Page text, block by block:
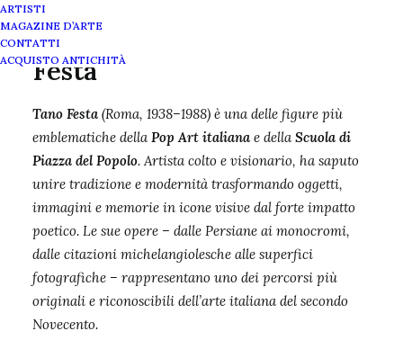
ARTISTI
MAGAZINE D’ARTE
CONTATTI
ACQUISTO ANTICHITÀ
Biografia dell’artista Tano
Festa
Tano Festa (Roma, 1938–1988) è una delle figure più
emblematiche della Pop Art italiana e della Scuola di
Piazza del Popolo. Artista colto e visionario, ha saputo
unire tradizione e modernità trasformando oggetti,
immagini e memorie in icone visive dal forte impatto
poetico. Le sue opere – dalle Persiane ai monocromi,
dalle citazioni michelangiolesche alle superfici
fotografiche – rappresentano uno dei percorsi più
originali e riconoscibili dell’arte italiana del secondo
Novecento.